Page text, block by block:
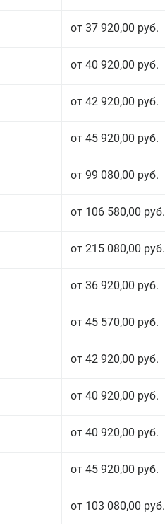
от 37 920,00 руб.
от 40 920,00 руб.
от 42 920,00 руб.
от 45 920,00 руб.
от 99 080,00 руб.
от 106 580,00 руб.
от 215 080,00 руб.
от 36 920,00 руб.
от 45 570,00 руб.
от 42 920,00 руб.
от 40 920,00 руб.
от 40 920,00 руб.
от 45 920,00 руб.
от 103 080,00 руб.